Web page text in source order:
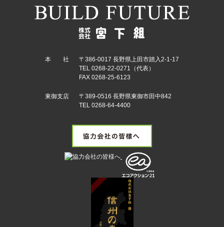
本 社
〒386-0017 長野県上田市踏入2-1-17
TEL 0268-22-0271（代表）
FAX 0268-25-6123
東御支店
〒389-0516 長野県東御市田中842
TEL 0268-64-4400